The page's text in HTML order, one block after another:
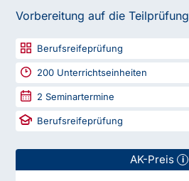
Vorbereitung auf die Teilprüfung
Berufsreifeprüfung
200 Unterrichtseinheiten
2 Seminartermine
Berufsreifeprüfung
AK-Preis i